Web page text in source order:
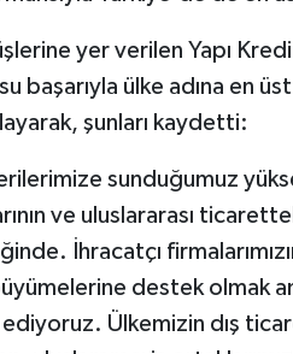
yer verilen Yapı
başarıyla ülke adına en
şunları kaydetti:
sunduğumuz
ve uluslararası
İhracatçı
destek olmak
Ülkemizin dış